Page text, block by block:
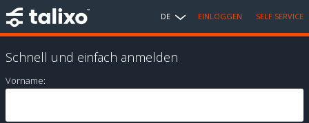
DE EINLOGGEN SELF SERVICE
Schnell und einfach anmelden
Vorname: